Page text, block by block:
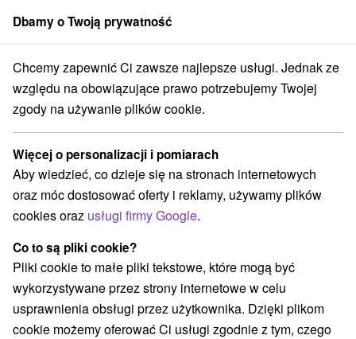
członek grupySorger
na Słowacji Stredné Slovensko Žilinský kraj Vyšný Kubín
Atrakcje na Słowacji Vyšný Kubín a
v okolí
Kategorie
Wszystkie kategorie
Muzea i galerie
Zamki(1)
Dbamy o Twoją prywatność
Chcemy zapewnić Ci zawsze najlepsze usługi. Jednak ze
względu na obowiązujące prawo potrzebujemy Twojej
zgody na używanie plików cookie.
Więcej o personalizacji i pomiarach
Aby wiedzieć, co dzieje się na stronach internetowych
oraz móc dostosować oferty i reklamy, używamy plików
cookies oraz usługi firmy Google.
Co to są pliki cookie?
Pliki cookie to małe pliki tekstowe, które mogą być
wykorzystywane przez strony internetowe w celu
usprawnienia obsługi przez użytkownika. Dzięki plikom
cookie możemy oferować Ci usługi zgodnie z tym, czego